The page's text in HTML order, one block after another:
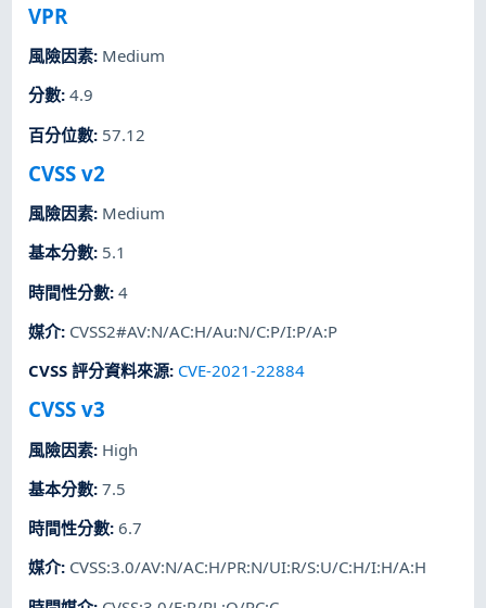
VPR
風險因素: Medium
分數:4.9
百分位數: 57.12
CVSS v2
風險因素: Medium
基本分數: 5.1
時間性分數:4
媒介: CVSS2#AV:N/AC:H/Au:N/C:P/I:P/A:P
CVSS 評分資料來源: CVE-2021-22884
CVSS v3
風險因素: High
基本分數:7.5
時間性分數:6.7
媒介: CVSS:3.0/AV:N/AC:H/PR:N/UI:R/S:U/C:H/I:H/A:H